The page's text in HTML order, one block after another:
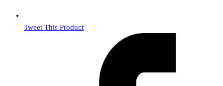
Tweet This Product